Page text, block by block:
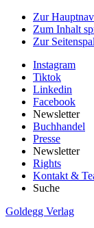
Zur
Zum Inhalt
Zur
Instagram
Tiktok
Linkedin
Facebook
Newsletter
Buchhandel
Presse
Newsletter
Rights
Kontakt &
Suche
Goldegg Verlag